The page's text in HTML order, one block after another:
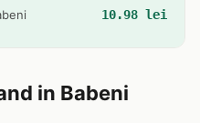
10.98 lei
in Babeni